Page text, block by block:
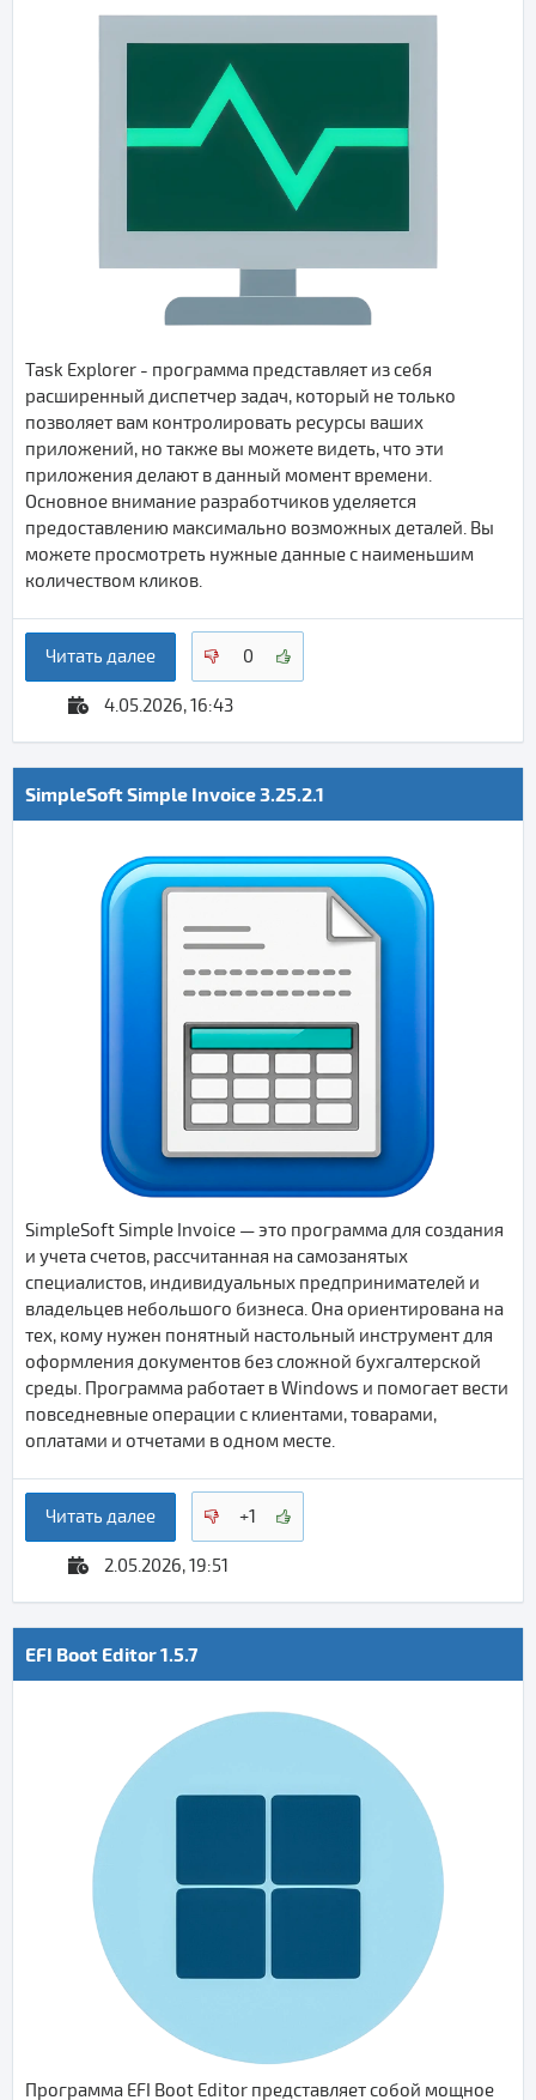
Task Explorer - программа представляет из себя
расширенный диспетчер задач, который не только
позволяет вам контролировать ресурсы ваших
приложений, но также вы можете видеть, что эти
приложения делают в данный момент времени.
Основное внимание разработчиков уделяется
предоставлению максимально возможных деталей. Вы
можете просмотреть нужные данные с наименьшим
количеством кликов.
Читать далее 0
4.05.2026, 16:43
SimpleSoft Simple Invoice 3.25.2.1
SimpleSoft Simple Invoice — это программа для создания
и учета счетов, рассчитанная на самозанятых
специалистов, индивидуальных предпринимателей и
владельцев небольшого бизнеса. Она ориентирована на
тех, кому нужен понятный настольный инструмент для
оформления документов без сложной бухгалтерской
среды. Программа работает в Windows и помогает вести
повседневные операции с клиентами, товарами,
оплатами и отчетами в одном месте.
Читать далее +1
2.05.2026, 19:51
EFI Boot Editor 1.5.7
Программа EFI Boot Editor представляет собой мощное